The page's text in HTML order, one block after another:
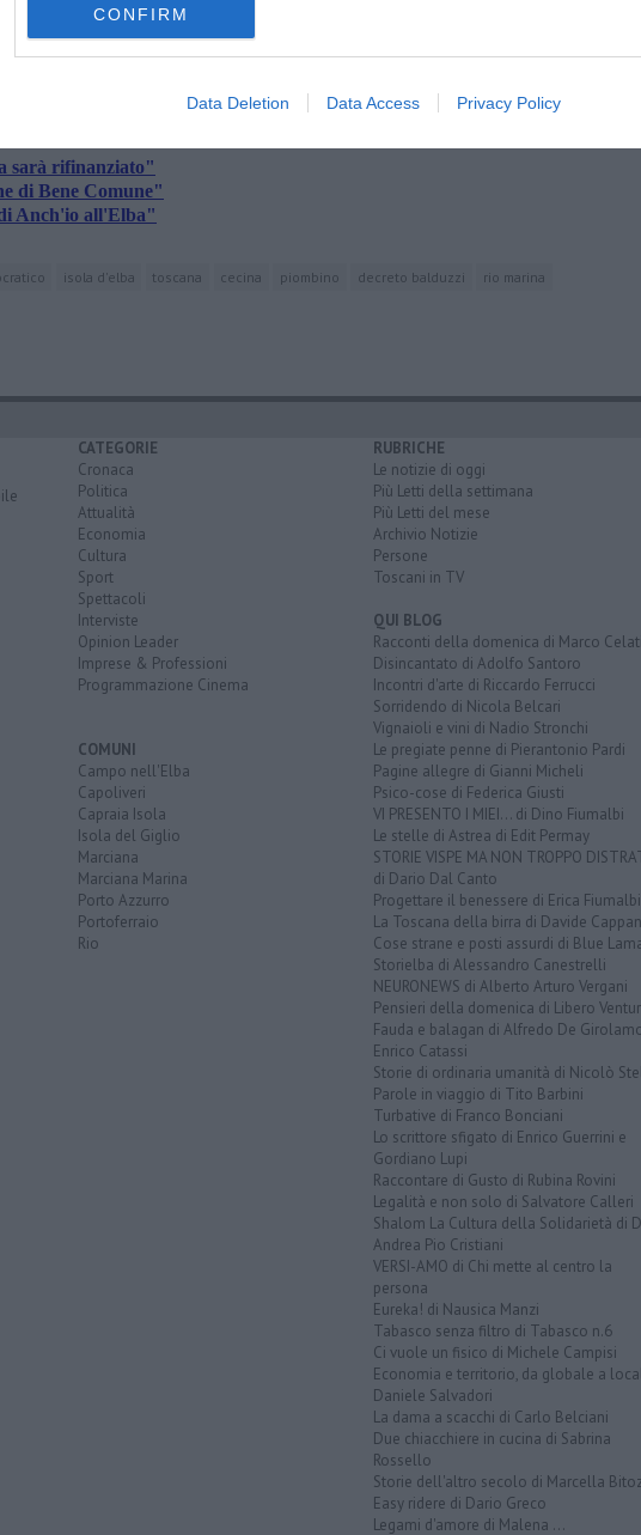
CONFIRM
Data Deletion Data Access Privacy Policy
della Toscana iscriviti alla
direttamente nella tua casella di posta.
sarà rifinanziato"
di Bene Comune"
Anch'io all'Elba"
isola d'elba toscana cecina piombino decreto balduzzi
rio marina
CATEGORIE
Cronaca
Politica
Attualità
Economia
Cultura
Sport
Spettacoli
Interviste
Opinion Leader
Imprese & Professioni
Programmazione Cinema
COMUNI
Campo nell'Elba
Capoliveri
Capraia Isola
Isola del Giglio
Marciana
Marciana Marina
Porto Azzurro
Portoferraio
Rio
RUBRICHE
Le notizie di oggi
Più Letti della settimana
Più Letti del mese
Archivio Notizie
Persone
Toscani in TV
QUI BLOG
Racconti della domenica di Marco Celati
Disincantato di Adolfo Santoro
Incontri d'arte di Riccardo Ferrucci
Sorridendo di Nicola Belcari
Vignaioli e vini di Nadio Stronchi
Le pregiate penne di Pierantonio Pardi
Pagine allegre di Gianni Micheli
Psico-cose di Federica Giusti
VI PRESENTO I MIEI... di Dino Fiumalbi
Le stelle di Astrea di Edit Permay
STORIE VISPE MA NON TROPPO
di Dario Dal Canto
Progettare il benessere di Erica Fiumalbi
La Toscana della birra di Davide
Cose strane e posti assurdi di Blue
Storielba di Alessandro Canestrelli
NEURONEWS di Alberto Arturo Vergani
Pensieri della domenica di Libero
Fauda e balagan di Alfredo De
Enrico Catassi
Storie di ordinaria umanità di Nicolò
Parole in viaggio di Tito Barbini
Turbative di Franco Bonciani
Lo scrittore sfigato di Enrico Guerrini e
Gordiano Lupi
Raccontare di Gusto di Rubina Rovini
Legalità e non solo di Salvatore Calleri
Shalom La Cultura della Solidarietà di
Andrea Pio Cristiani
VERSI-AMO di Chi mette al centro la
persona
Eureka! di Nausica Manzi
Tabasco senza filtro di Tabasco n.6
Ci vuole un fisico di Michele Campisi
Economia e territorio, da globale a
Daniele Salvadori
La dama a scacchi di Carlo Belciani
Due chiacchiere in cucina di Sabrina
Rossello
Storie dell'altro secolo di Marcella
Easy ridere di Dario Greco
Legami d'amore di Malena ...